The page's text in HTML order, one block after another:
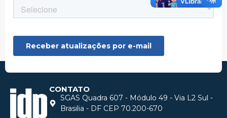
CONTATO
SGAS Quadra 607 - Módulo 49 - Via L2 Sul -
Brasilia - DF CEP 70.200-670